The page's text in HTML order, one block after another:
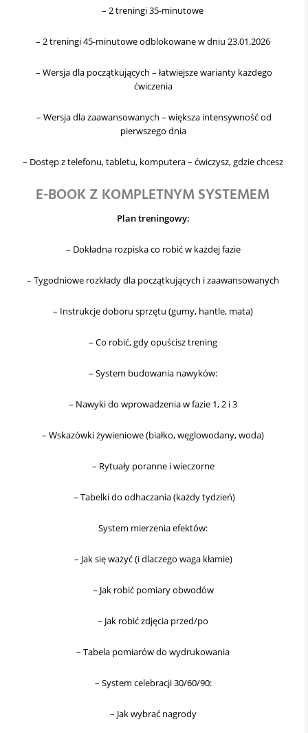
– 2 treningi 35-minutowe
– 2 treningi 45-minutowe odblokowane w dniu 23.01.2026
– Wersja dla początkujących – łatwiejsze warianty każdego
ćwiczenia
– Wersja dla zaawansowanych – większa intensywność od
pierwszego dnia
– Dostęp z telefonu, tabletu, komputera – ćwiczysz, gdzie chcesz
E-BOOK Z KOMPLETNYM SYSTEMEM
Plan treningowy:
– Dokładna rozpiska co robić w każdej fazie
– Tygodniowe rozkłady dla początkujących i zaawansowanych
– Instrukcje doboru sprzętu (gumy, hantle, mata)
– Co robić, gdy opuścisz trening
– System budowania nawyków:
– Nawyki do wprowadzenia w fazie 1, 2 i 3
– Wskazówki żywieniowe (białko, węglowodany, woda)
– Rytuały poranne i wieczorne
– Tabelki do odhaczania (każdy tydzień)
System mierzenia efektów:
– Jak się ważyć (i dlaczego waga kłamie)
– Jak robić pomiary obwodów
– Jak robić zdjęcia przed/po
– Tabela pomiarów do wydrukowania
– System celebracji 30/60/90:
– Jak wybrać nagrody